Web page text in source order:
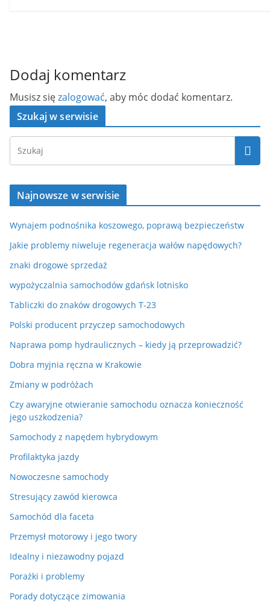
Dodaj komentarz
Musisz sięzalogować, aby móc dodać komentarz.
Szukaj w serwisie
Najnowsze w serwisie
Wynajem podnośnika koszowego, poprawą bezpieczeństw
Jakie problemy niweluje regeneracja wałów napędowych?
znaki drogowe sprzedaż
wypożyczalnia samochodów gdańsk lotnisko
Tabliczki do znaków drogowych T-23
Polski producent przyczep samochodowych
Naprawa pomp hydraulicznych – kiedy ją przeprowadzić?
Dobra myjnia ręczna w Krakowie
Zmiany w podróżach
Czy awaryjne otwieranie samochodu oznacza konieczność
jego uszkodzenia?
Samochody z napędem hybrydowym
Profilaktyka jazdy
Nowoczesne samochody
Stresujący zawód kierowca
Samochód dla faceta
Przemysł motorowy i jego twory
Idealny i niezawodny pojazd
Porażki i problemy
Porady dotyczące zimowania